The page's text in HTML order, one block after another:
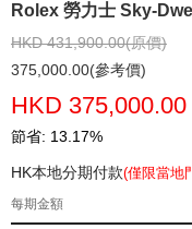
Rolex 勞力士 Sky-
HKD 431,900.00(原價)
375,000.00(參考價)
HKD 375,000.00
節省: 13.17%
HK本地分期付款(僅限當地
每期金額